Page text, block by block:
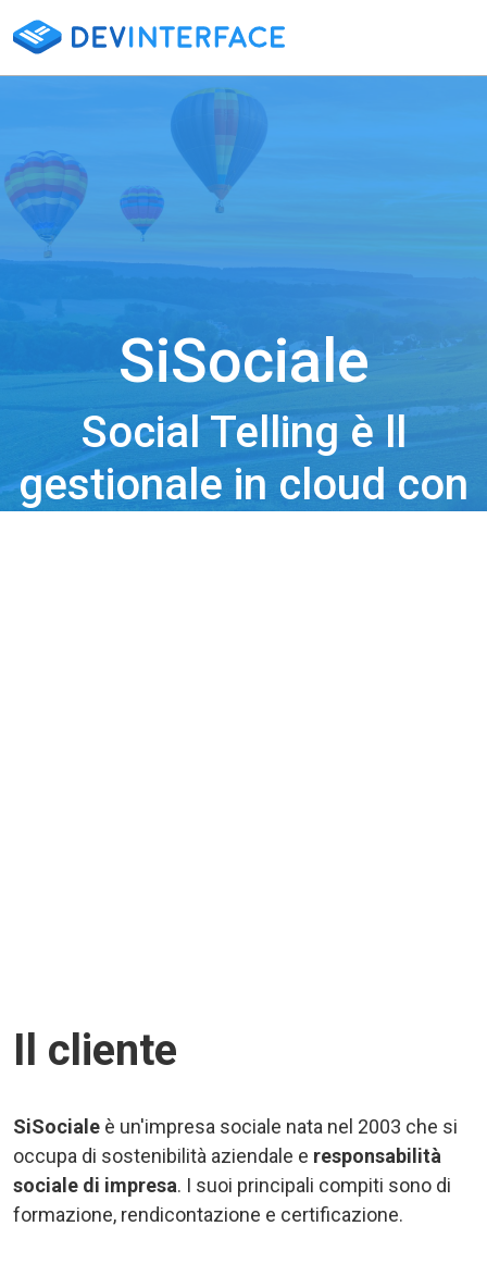
SiSociale
Social Telling è ll
gestionale in cloud con
Il cliente
SiSociale è un'impresa sociale nata nel 2003 che si
occupa di sostenibilità aziendale e responsabilità
sociale di impresa. I suoi principali compiti sono di
formazione, rendicontazione e certificazione.